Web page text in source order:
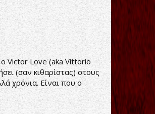
ο Victor Love (aka Vittorio
(σαν κιθαρίστας) στους
χρόνια. Είναι που ο